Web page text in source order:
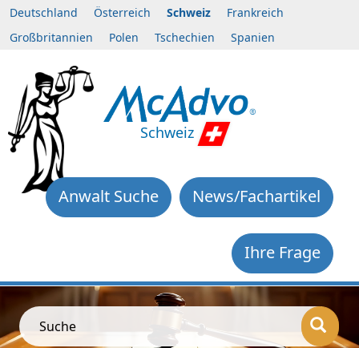
Deutschland Österreich Schweiz
Frankreich
Großbritannien
Polen Tschechien Spanien
Schweiz
News/Fachartikel
Anwalt Suche
Ihre Frage
Suche